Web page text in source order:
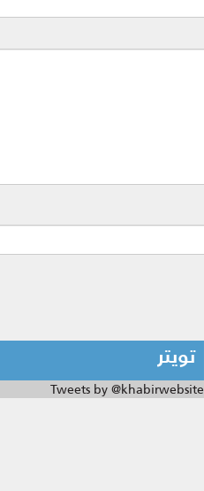
تويتر
Tweets by @khabirwebsite